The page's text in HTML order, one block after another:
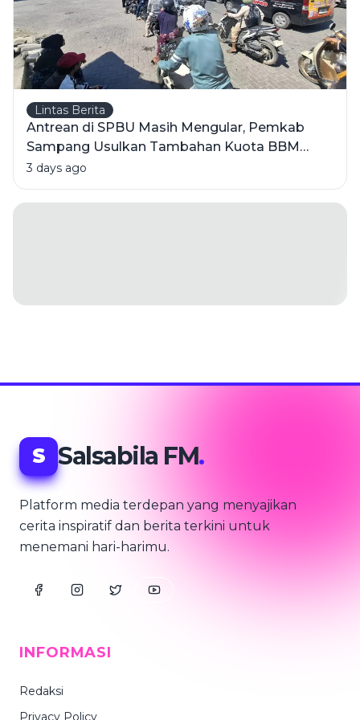
Lintas Berita
Antrean di SPBU Masih Mengular, Pemkab
Sampang Usulkan Tambahan Kuota BBM
Bersubsidi
3 days ago
S Salsabila FM.
Platform media terdepan yang menyajikan
cerita inspiratif dan berita terkini untuk
menemani hari-harimu.
INFORMASI
Redaksi
Privacy Policy